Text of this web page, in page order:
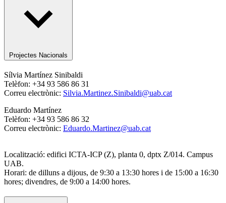
Projectes Nacionals
Sílvia Martínez Sinibaldi
Telèfon: +34 93 586 86 31
Correu electrònic: Silvia.Martinez.Sinibaldi@uab.cat
Eduardo Martínez
Telèfon: +34 93 586 86 32
Correu electrònic: Eduardo.Martinez@uab.cat
Localització: edifici ICTA-ICP (Z), planta 0, dptx Z/014. Campus
UAB.
Horari: de dilluns a dijous, de 9:30 a 13:30 hores i de 15:00 a 16:30
hores; divendres, de 9:00 a 14:00 hores.